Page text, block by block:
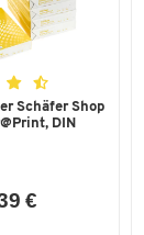
Schäfer Shop
DIN
€